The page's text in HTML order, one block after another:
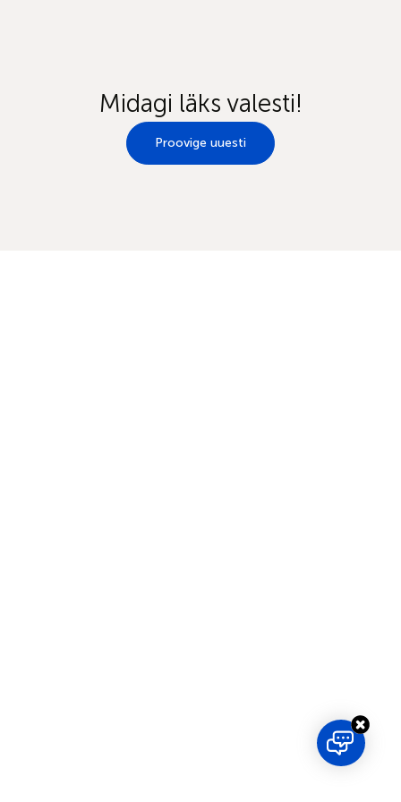
Midagi läks valesti!
Proovige uuesti